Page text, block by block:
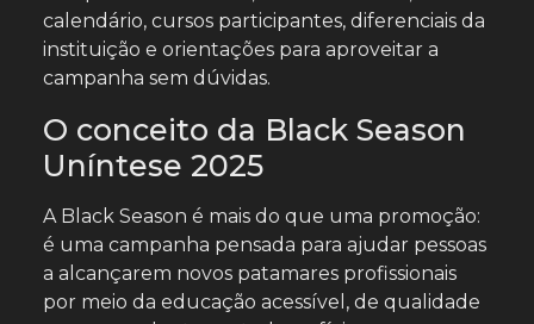
calendário, cursos participantes, diferenciais da
instituição e orientações para aproveitar a
campanha sem dúvidas.
O conceito da Black Season
Uníntese 2025
A Black Season é mais do que uma promoção:
é uma campanha pensada para ajudar pessoas
a alcançarem novos patamares profissionais
por meio da educação acessível, de qualidade